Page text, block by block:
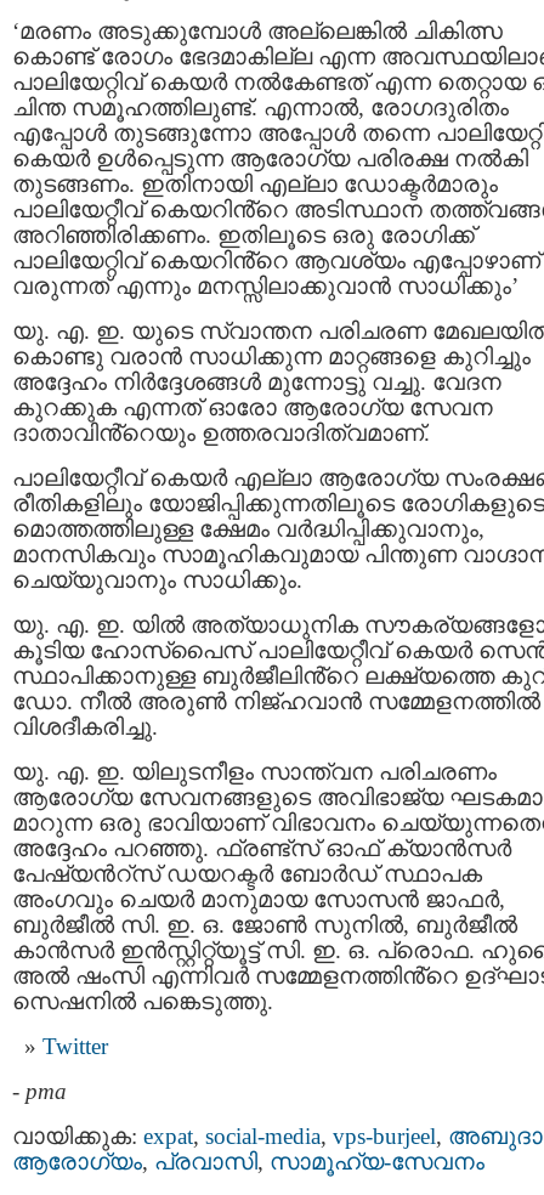
‘മരണം അടുക്കുമ്പോൾ അല്ലെങ്കിൽ ചികിത്സ
കൊണ്ട് രോഗം ഭേദമാകില്ല എന്ന
പാലിയേറ്റിവ് കെയർ നൽകേണ്ടത് എന്ന തെറ്റായ
ചിന്ത സമൂഹത്തിലുണ്ട്. എന്നാൽ, രോഗദുരിതം
എപ്പോൾ തുടങ്ങുന്നോ അപ്പോൾ തന്നെ
കെയർ ഉൾപ്പെടുന്ന ആരോഗ്യ പരിരക്ഷ നൽകി
തുടങ്ങണം. ഇതിനായി എല്ലാ ഡോക്ടർമാരും
പാലിയേറ്റീവ് കെയറിൻ്റെ അടിസ്ഥാന
അറിഞ്ഞിരിക്കണം. ഇതിലൂടെ ഒരു രോഗിക്ക്
പാലിയേറ്റിവ് കെയറിൻ്റെ ആവശ്യം എപ്പോഴാണ്
വരുന്നത് എന്നും മനസ്സിലാക്കുവാൻ സാധിക്കും’
യു. എ. ഇ. യുടെ സ്വാന്തന പരിചരണ
കൊണ്ടു വരാൻ സാധിക്കുന്ന മാറ്റങ്ങളെ കുറിച്ചും
അദ്ദേഹം നിർദ്ദേശങ്ങൾ മുന്നോട്ടു വച്ചു. വേദന
കുറക്കുക എന്നത് ഓരോ ആരോഗ്യ സേവന
ദാതാവിൻ്റെയും ഉത്തരവാദിത്വമാണ്.
പാലിയേറ്റീവ് കെയർ എല്ലാ ആരോഗ്യ
രീതികളിലും യോജിപ്പിക്കുന്നതിലൂടെ രോഗികളുടെ
മൊത്തത്തിലുള്ള ക്ഷേമം വർദ്ധിപ്പിക്കുവാനും,
മാനസികവും സാമൂഹികവുമായ പിന്തുണ
ചെയ്യുവാനും സാധിക്കും.
യു. എ. ഇ. യിൽ അത്യാധുനിക
കൂടിയ ഹോസ്പൈസ് പാലിയേറ്റീവ് കെയർ
സ്ഥാപിക്കാനുള്ള ബുർജീലിൻ്റെ ലക്ഷ്യത്തെ
ഡോ. നീൽ അരുൺ നിജ്ഹവാൻ സമ്മേളനത്തിൽ
വിശദീകരിച്ചു.
യു. എ. ഇ. യിലുടനീളം സാന്ത്വന പരിചരണം
ആരോഗ്യ സേവനങ്ങളുടെ അവിഭാജ്യ
മാറുന്ന ഒരു ഭാവിയാണ് വിഭാവനം
അദ്ദേഹം പറഞ്ഞു. ഫ്രണ്ട്സ് ഓഫ് ക്യാൻസർ
പേഷ്യൻറ്സ് ഡയറക്ടർ ബോർഡ് സ്ഥാപക
അംഗവും ചെയർ മാനുമായ സോസൻ ജാഫർ,
ബുർജീൽ സി. ഇ. ഒ. ജോൺ സുനിൽ, ബുർജീൽ
കാൻസർ ഇൻസ്റ്റിറ്റ്യൂട്ട് സി. ഇ. ഒ. പ്രൊഫ.
അൽ ഷംസി എന്നിവർ സമ്മേളനത്തിൻ്റെ
സെഷനിൽ പങ്കെടുത്തു.
Twitter
- pma
വായിക്കുക: expat, social-media, vps-burjeel,
ആരോഗ്യം, പ്രവാസി, സാമൂഹ്യ-സേവനം